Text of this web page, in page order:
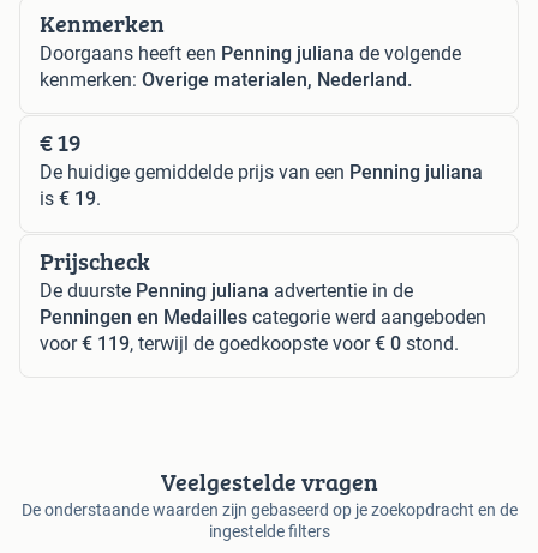
Kenmerken
Doorgaans heeft een Penning juliana de volgende
kenmerken: Overige materialen, Nederland.
€ 19
De huidige gemiddelde prijs van een Penning juliana
is € 19.
Prijscheck
De duurste Penning juliana advertentie in de
Penningen en Medailles categorie werd aangeboden
voor€ 119, terwijl de goedkoopste voor€ 0 stond.
Veelgestelde vragen
De onderstaande waarden zijn gebaseerd op je zoekopdracht en de
ingestelde filters